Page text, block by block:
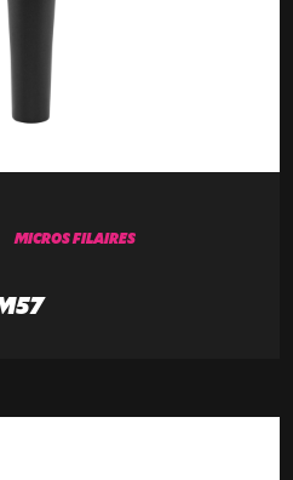
MICROS FILAIRES